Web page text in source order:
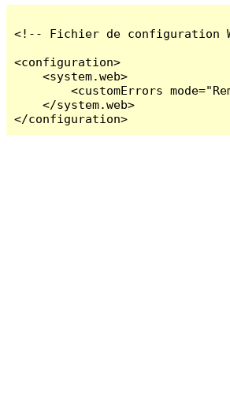
<!-- Fichier de configuration
<configuration>
    <system.web>
<customErrors
    </system.web>
</configuration>